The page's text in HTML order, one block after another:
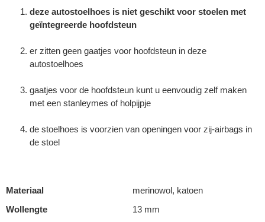
deze autostoelhoes is niet geschikt voor stoelen met
geïntegreerde hoofdsteun
er zitten geen gaatjes voor hoofdsteun in deze
autostoelhoes
gaatjes voor de hoofdsteun kunt u eenvoudig zelf maken
met een stanleymes of holpijpje
de stoelhoes is voorzien van openingen voor zij-airbags in
de stoel
Materiaal
merinowol, katoen
Wollengte
13 mm